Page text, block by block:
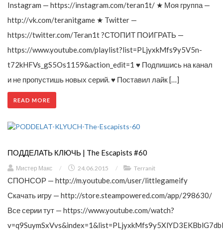
Instagram — https://instagram.com/teran1t/ ★ Моя группа —
http://vk.com/teranitgame ★ Twitter —
https://twitter.com/Teran1t ?СТОПИТ ПОИГРАТЬ —
https://www.youtube.com/playlist?list=PLjyxkMfs9y5V5n-
t72kHFVs_gS5Os1159&action_edit=1 ♥ Подпишись на канал
и не пропустишь новых серий. ♥ Поставил лайк […]
READ MORE
ПОДДЕЛАТЬ КЛЮЧЬ | The Escapists #60
Мистер Макс / 24.06.2015 / Terranit
СПОНСОР — http://m.youtube.com/user/littlegameify
Скачать игру — http://store.steampowered.com/app/298630/
Все серии тут — https://www.youtube.com/watch?